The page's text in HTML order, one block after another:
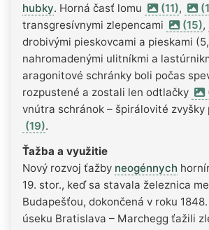
hubky. Horná časť lomu (11),
transgresívnymi zlepencami
(15),
drobivými pieskovcami a pieskami
nahromadenými ulitníkmi a
aragonitové schránky boli počas
rozpustené a zostali len odtlačky
vnútra schránok – špirálovité
(19).
Ťažba a využitie
Nový rozvoj ťažby neogénnych
19. stor., keď sa stavala železnica
Budapešťou, dokončená v roku
úseku Bratislava – Marchegg ťažili